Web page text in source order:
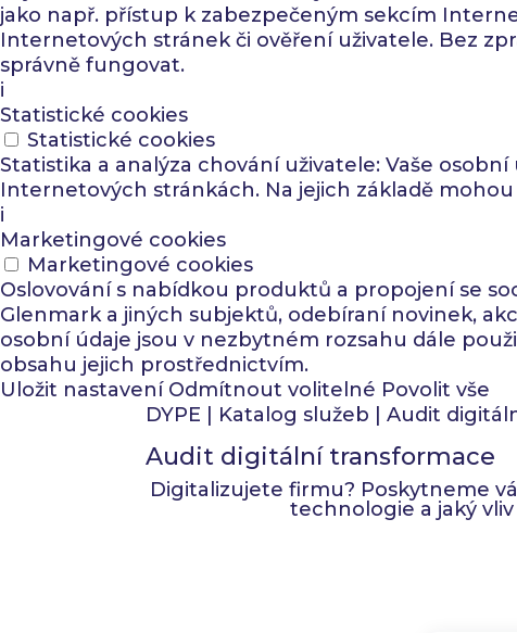
jako např. přístup k zabezpečeným sekcím
Internetových stránek či ověření uživatele. Bez
správně fungovat.
i
Statistické cookies
Statistické cookies
Statistika a analýza chování uživatele: Vaše
Internetových stránkách. Na jejich základě
i
Marketingové cookies
Marketingové cookies
Oslovování s nabídkou produktů a propojení se
Glenmark a jiných subjektů, odebíraní novinek,
osobní údaje jsou v nezbytném rozsahu dále
obsahu jejich prostřednictvím.
Uložit nastavení Odmítnout volitelné Povolit vše
DYPE Katalog služeb |Audit
Audit digitální transformace
Digitalizujete firmu? Poskytneme
technologie a jaký